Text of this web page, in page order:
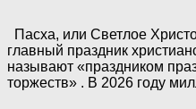
Пасха, или Светлое
главный праздник
называют «праздником
торжеств» . В 2026 году